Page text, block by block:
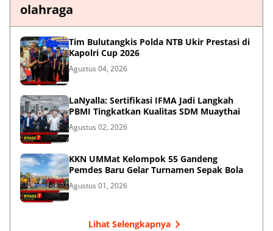
olahraga
Tim Bulutangkis Polda NTB Ukir Prestasi di
Kapolri Cup 2026
Agustus 04, 2026
LaNyalla: Sertifikasi IFMA Jadi Langkah
PBMI Tingkatkan Kualitas SDM Muaythai
Agustus 02, 2026
KKN UMMat Kelompok 55 Gandeng
Pemdes Baru Gelar Turnamen Sepak Bola
Agustus 01, 2026
Lihat Selengkapnya